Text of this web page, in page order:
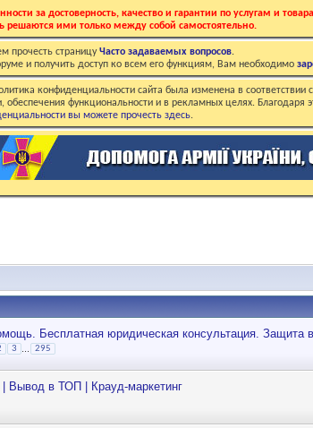
за достоверность, качество и гарантии по услугам и
ими только между собой самостоятельно.
прочесть страницуЧасто задаваемых вопросов.
и получить доступ ко всем его функциям, Вам необходимо
конфиденциальности сайта была изменена в соответствии
обеспечения функциональности и в рекламных целях.
вы можете прочесть здесь.
Бесплатная юридическая консультация. Защита
3 295
Вывод в ТОП | Крауд-маркетинг